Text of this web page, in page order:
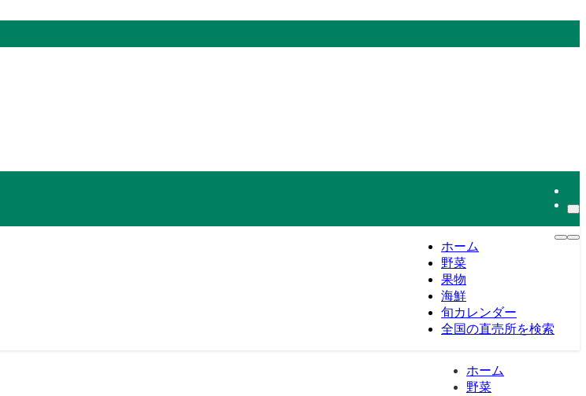
ホーム
野菜
果物
海鮮
旬カレンダー
全国の直売所を検索
ホーム
野菜